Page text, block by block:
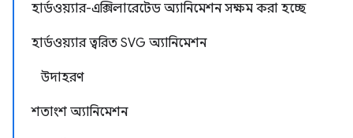
হার্ডওয়্যার-এক্সিলারেটেড অ্যানিমেশন সক্ষম করা হচ্ছে
হার্ডওয়্যার ত্বরিত SVG অ্যানিমেশন
উদাহরণ
শতাংশ অ্যানিমেশন